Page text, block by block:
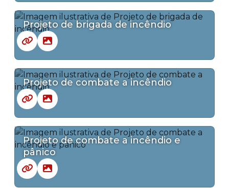
Projeto de brigada de incêndio
Projeto de combate a incêndio
Projeto de combate a incêndio e
pânico